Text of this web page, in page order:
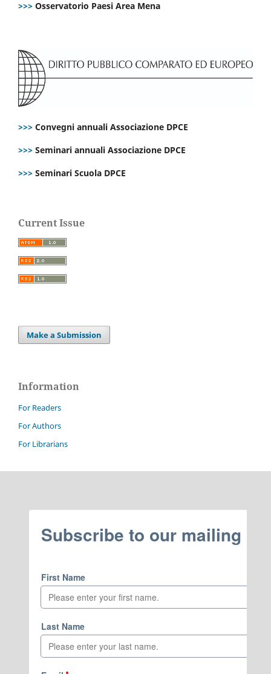
>>> Osservatorio Paesi Area Mena
>>> Convegni annuali Associazione DPCE
>>> Seminari annuali Associazione DPCE
>>> Seminari Scuola DPCE
Current Issue
Make a Submission
Information
For Readers
For Authors
For Librarians